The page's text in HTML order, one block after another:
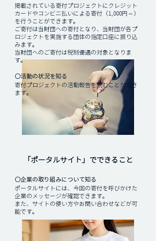
「ポータルサイト」でできること
〇企業の取り組みについて知る
ポータルサイトには、今回の寄付を呼びかけた
企業のメッセージが確認できます。
​また、サイトの使い方やお問い合わせなどが可
能です。
掲載されている寄付プロジェクトにクレジット
カードやコンビニ払いによる寄付（1,000円～）
を行うことができます。
ご寄付は当財団への寄付となり、当財団が各プ
ロジェクトを実施する団体の指定口座に振り込
みます。
当財団へのご寄付は税制優遇の対象となりま
す。
〇活動の状況を知る
寄付プロジェクトの活動報告を読むことができ
ます。